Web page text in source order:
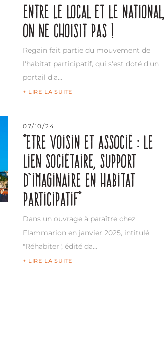
Entre le local et le national,
on ne choisit pas !
Regain fait partie du mouvement de
l'habitat participatif, qui s'est doté d'un
portail d'a…
+ LIRE LA SUITE
07/10/24
“Etre voisin et associé : Le
lien sociétaire, support
d’imaginaire en habitat
participatif”
Dans un ouvrage à paraître chez
Flammarion en janvier 2025, intitulé
"Réhabiter", édité da…
+ LIRE LA SUITE